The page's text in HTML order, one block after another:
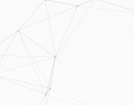
معالم مصر ودراسة اللغة العربية